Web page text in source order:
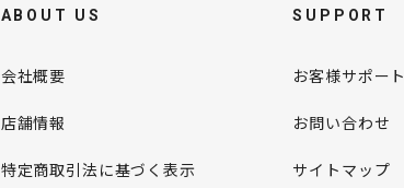
ABOUT US
会社概要
店舗情報
特定商取引法に基づく表示
SUPPORT
お客様サポート
お問い合わせ
サイトマップ